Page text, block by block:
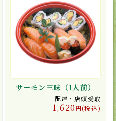
サーモン三昧（1人前）
配達・店頭受取
1,620円(税込)